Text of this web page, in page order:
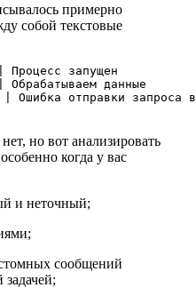
примерно
собой текстовые
запущен
данные
Ошибка отправки запроса
но вот анализировать
когда у вас
и неточный;
сообщений